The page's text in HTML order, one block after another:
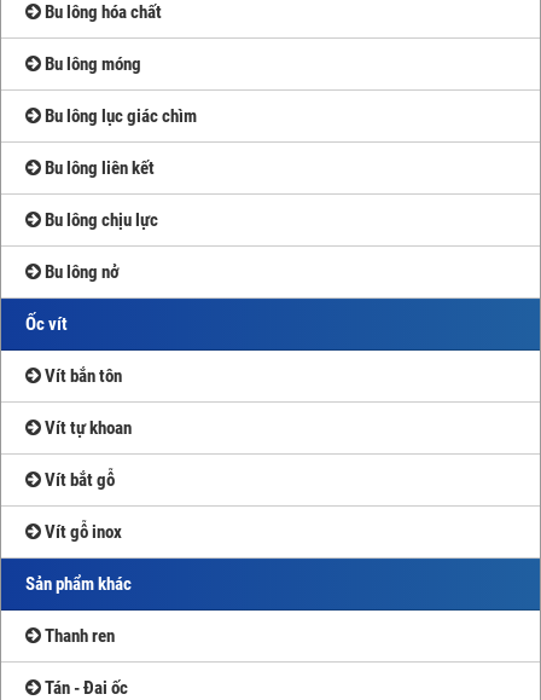
Bu lông hóa chất
Bu lông móng
Bu lông lục giác chìm
Bu lông liên kết
Bu lông chịu lực
Bu lông nở
Ốc vít
Vít bắn tôn
Vít tự khoan
Vít bắt gỗ
Vít gỗ inox
Sản phẩm khác
Thanh ren
Tán - Đai ốc